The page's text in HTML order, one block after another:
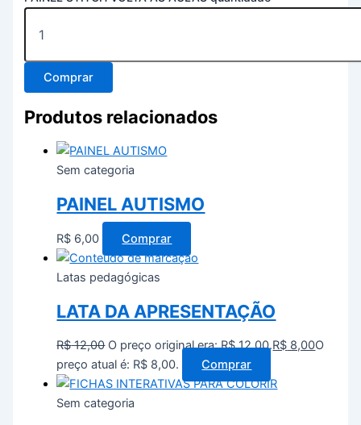
Comprar
Produtos relacionados
Sem categoria
PAINEL AUTISMO
R$ 6,00 Comprar
Latas pedagógicas
LATA DA APRESENTAÇÃO
R$12,00 O preço original era: R$ 12,00.R$ 8,00O
preço atual é: R$ 8,00.
Comprar
Sem categoria